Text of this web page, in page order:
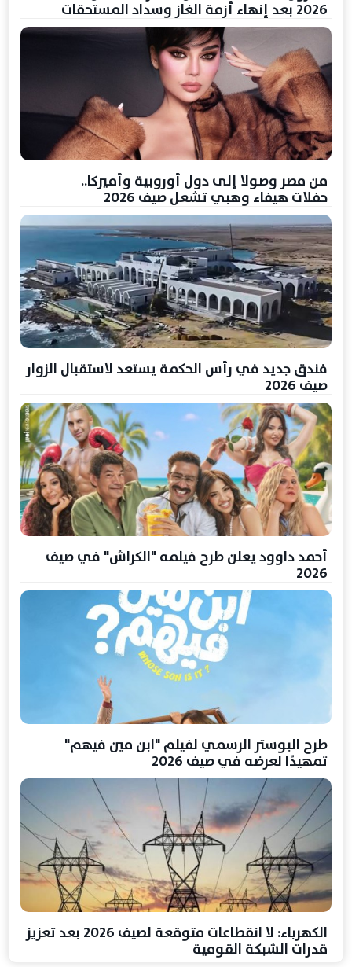
2026 بعد إنهاء أزمة الغاز وسداد المستحقات
من مصر وصولا إلى دول أوروبية وأميركا..
حفلات هيفاء وهبي تشعل صيف 2026
فندق جديد في رأس الحكمة يستعد لاستقبال الزوار
صيف 2026
أحمد داوود يعلن طرح فيلمه "الكراش" في صيف
2026
طرح البوستر الرسمي لفيلم "ابن مين فيهم"
تمهيدًا لعرضه في صيف 2026
الكهرباء: لا انقطاعات متوقعة لصيف 2026 بعد تعزيز
قدرات الشبكة القومية